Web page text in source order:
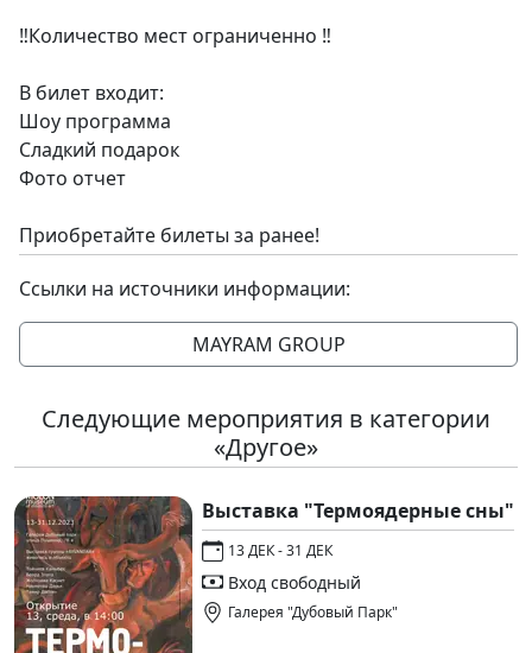
‼️Количество мест ограниченно ‼️
В билет входит:
Шоу программа
Сладкий подарок
Фото отчет
Приобретайте билеты за ранее!
Ссылки на источники информации:
MAYRAM GROUP
Следующие мероприятия в категории
«Другое»
Выставка "Термоядерные сны"
13 ДЕК - 31 ДЕК
Вход свободный
Галерея "Дубовый Парк"